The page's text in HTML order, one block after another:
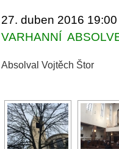
27. duben 2016
VARHANNÍ
Absolval Vojtěch Štor